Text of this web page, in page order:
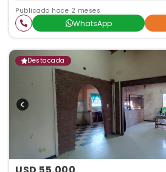
Publicado hace 2 meses
WhatsApp
Destacada